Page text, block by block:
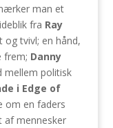
man et
fra Ray
og tvivl; en hånd,
frem; Danny
mellem politisk
i Edge of
om en faders
af mennesker